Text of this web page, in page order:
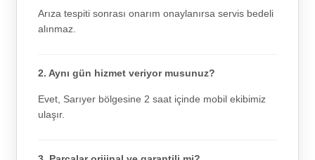
Arıza tespiti sonrası onarım onaylanırsa servis bedeli
alınmaz.
2. Aynı gün hizmet veriyor musunuz?
Evet, Sarıyer bölgesine 2 saat içinde mobil ekibimiz
ulaşır.